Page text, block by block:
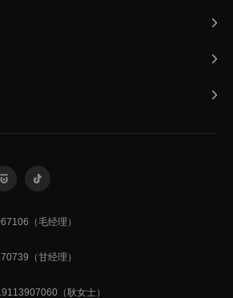
（毛经理）
（甘经理）
（耿女士）